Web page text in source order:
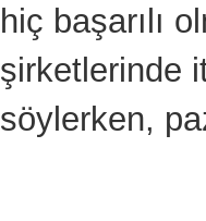
hiç başarılı
şirketlerinde
söylerken,